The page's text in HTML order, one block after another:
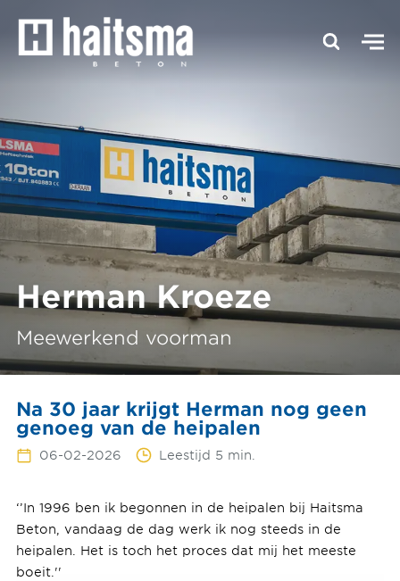
Herman Kroeze
Meewerkend voorman
Na 30 jaar krijgt Herman nog geen
genoeg van de heipalen
06-02-2026 Leestijd 5 min.
‘’In 1996 ben ik begonnen in de heipalen bij Haitsma
Beton, vandaag de dag werk ik nog steeds in de
heipalen. Het is toch het proces dat mij het meeste
boeit.''